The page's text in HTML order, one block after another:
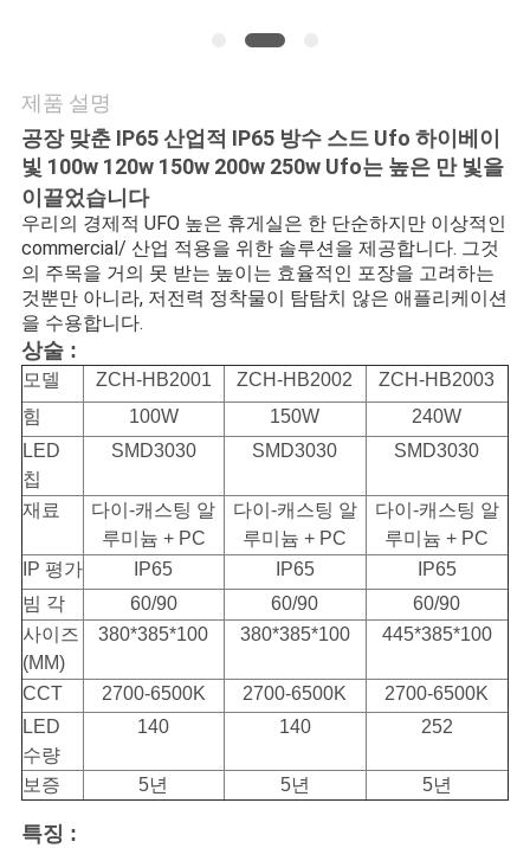
뉴
스
경
우
SHOPPING
ON-
LINE
이
트
맵
PRIVACY
POLICY
제품 설명
공장 맞춘 IP65 산업적 IP65 방수 스드 Ufo 하이베이
빛 100w 120w 150w 200w 250w Ufo는 높은 만 빛을
이끌었습니다
우리의 경제적 UFO 높은 휴게실은 한 단순하지만 이상적인
commercial/ 산업 적용을 위한 솔루션을 제공합니다. 그것
의 주목을 거의 못 받는 높이는 효율적인 포장을 고려하는
것뿐만 아니라, 저전력 정착물이 탐탐치 않은 애플리케이션
을 수용합니다.
상술 :
모델 ZCH-HB2001 ZCH-HB2002
ZCH-HB2003
힘
100W 150W
240W
LED
칩
SMD3030 SMD3030 SMD3030
재료
다이-캐스팅 알
루미늄 + PC
다이-캐스팅 알
루미늄 + PC
다이-캐스팅 알
루미늄 + PC
IP 평가
IP65 IP65
IP65
빔 각
60/90 60/90
60/90
사이즈
(MM)
380*385*100 380*385*100 445*385*100
CCT 2700-6500K 2700-6500K
2700-6500K
LED
수량
140 140 252
보증 5년 5년 5년
특징 :